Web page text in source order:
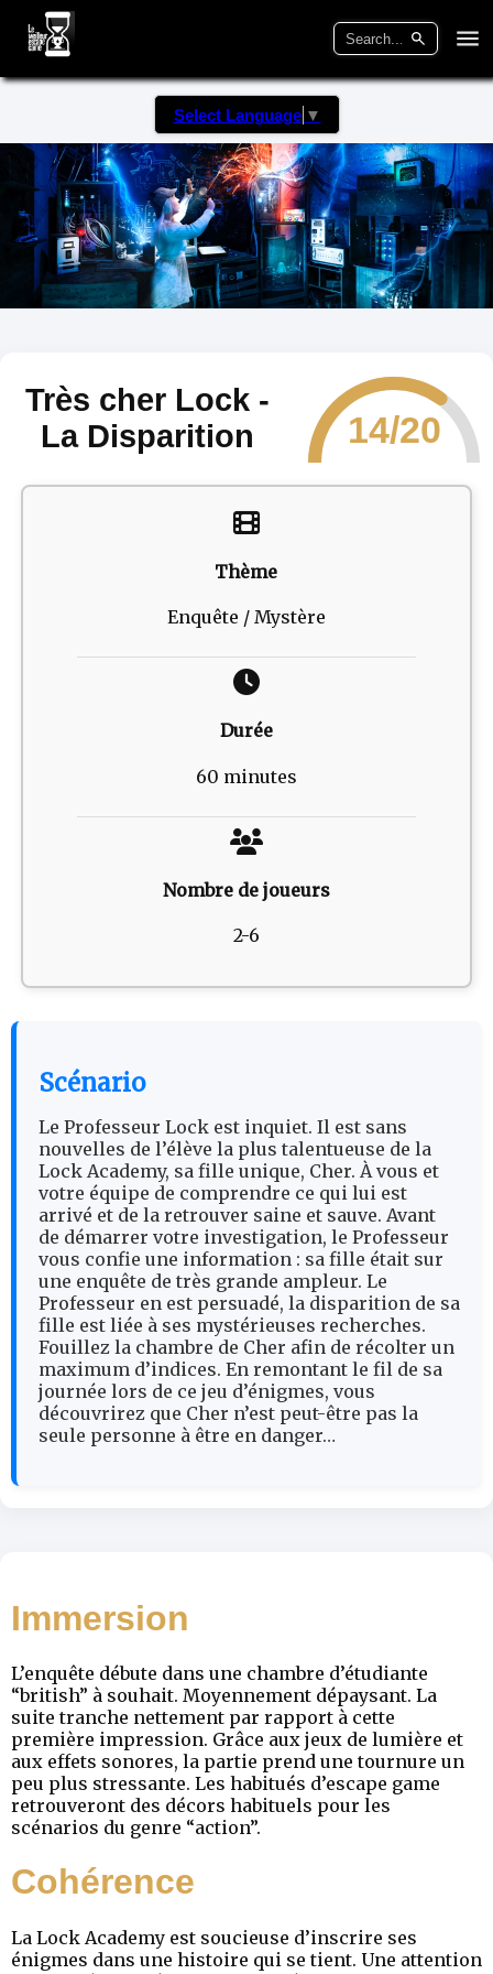
Select Language ▼
Très cher Lock -
La Disparition
14/20
Thème
Enquête / Mystère
Durée
60 minutes
Nombre de joueurs
2-6
Scénario
Le Professeur Lock est inquiet. Il est sans
nouvelles de l’élève la plus talentueuse de la
Lock Academy, sa fille unique, Cher. À vous et
votre équipe de comprendre ce qui lui est
arrivé et de la retrouver saine et sauve. Avant
de démarrer votre investigation, le Professeur
vous confie une information : sa fille était sur
une enquête de très grande ampleur. Le
Professeur en est persuadé, la disparition de sa
fille est liée à ses mystérieuses recherches.
Fouillez la chambre de Cher afin de récolter un
maximum d’indices. En remontant le fil de sa
journée lors de ce jeu d’énigmes, vous
découvrirez que Cher n’est peut-être pas la
seule personne à être en danger…
Immersion
L’enquête débute dans une chambre d’étudiante
“british” à souhait. Moyennement dépaysant. La
suite tranche nettement par rapport à cette
première impression. Grâce aux jeux de lumière et
aux effets sonores, la partie prend une tournure un
peu plus stressante. Les habitués d’escape game
retrouveront des décors habituels pour les
scénarios du genre “action”.
Cohérence
La Lock Academy est soucieuse d’inscrire ses
énigmes dans une histoire qui se tient. Une attention